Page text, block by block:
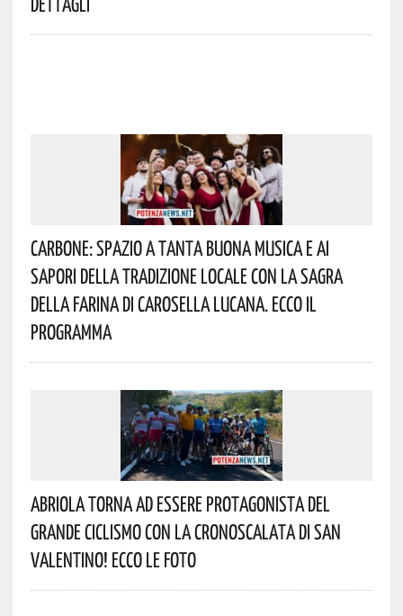
Carbone: Spazio A Tanta Buona Musica E Ai
Sapori Della Tradizione Locale Con La Sagra
Della Farina Di Carosella Lucana. Ecco Il
Programma
Abriola Torna Ad Essere Protagonista Del
Grande Ciclismo Con La Cronoscalata Di San
Valentino! Ecco Le Foto